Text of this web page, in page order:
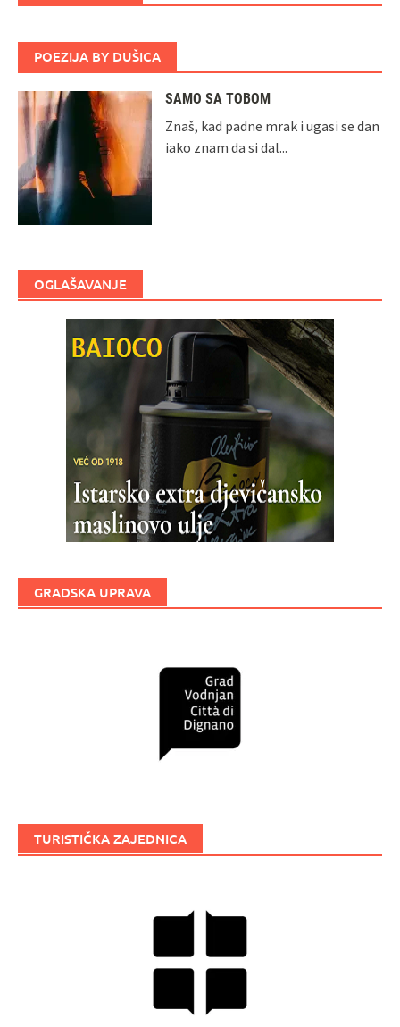
POEZIJA BY DUŠICA
SAMO SA TOBOM
Znaš, kad padne mrak i ugasi se dan
iako znam da si dal...
OGLAŠAVANJE
GRADSKA UPRAVA
TURISTIČKA ZAJEDNICA